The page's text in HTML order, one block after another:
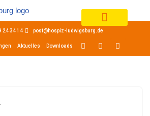
24 34 14 post@hospiz-ludwigsburg.de
Aktuelles Downloads